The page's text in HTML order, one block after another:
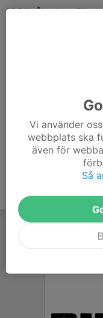
Vi kör åter igen
Anmäl i tid så vi vet
bortrest så avböj
Vi använder
webbplats ska
även för
Så